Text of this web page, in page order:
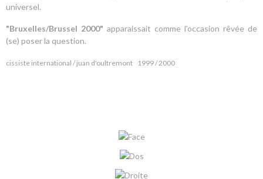
universel.
"Bruxelles/Brussel 2000" apparaissait comme l'occasion rêvée de
(se) poser la question.
cissiste international / juan d'oultremont 1999 / 2000